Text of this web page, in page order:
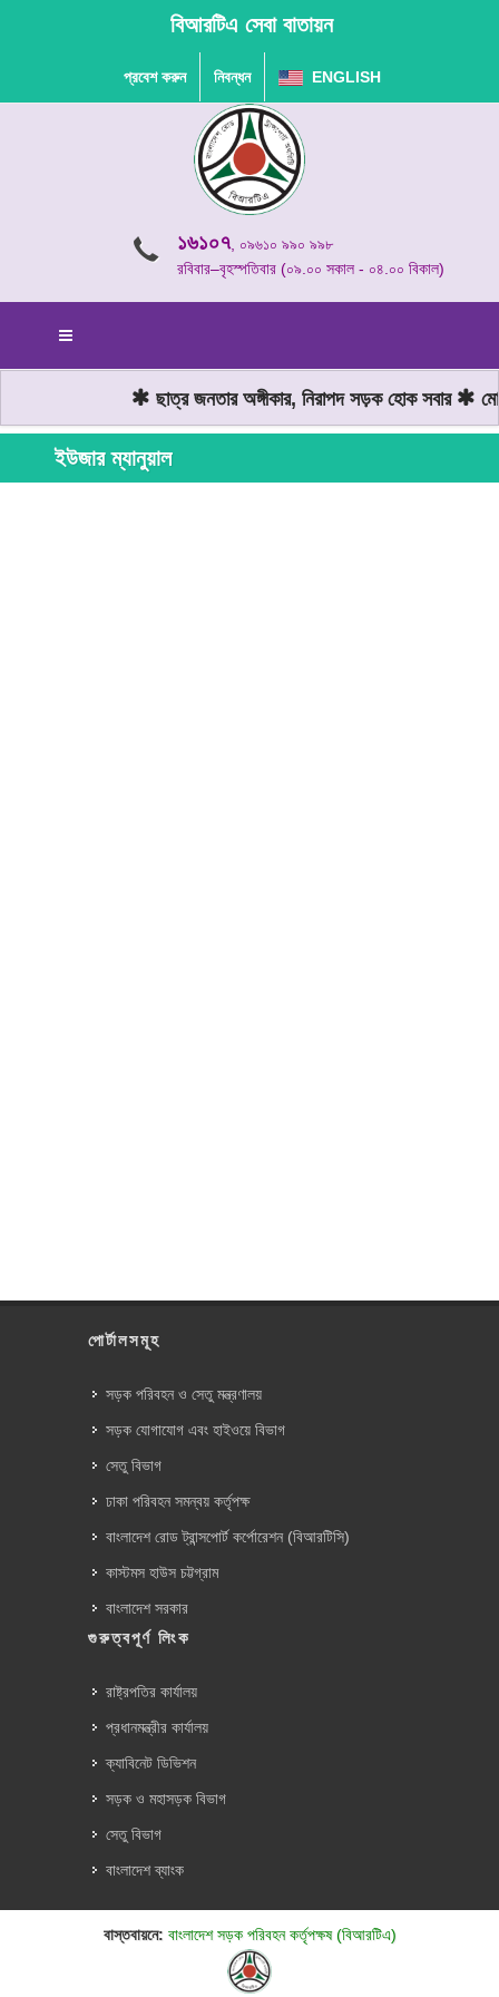
বিআরটিএ সেবা বাতায়ন
প্রবেশ করুন নিবন্ধন ENGLISH
১৬১০৭, ০৯৬১০ ৯৯০ ৯৯৮
রবিবার–বৃহস্পতিবার (০৯.০০ সকাল - ০৪.০০ বিকাল)
ছাত্র জনতার অঙ্গীকার, নিরাপদ সড়ক হোক সবার
ইউজার ম্যানুয়াল
পোর্টালসমূহ
সড়ক পরিবহন ও সেতু মন্ত্রণালয়
সড়ক যোগাযোগ এবং হাইওয়ে বিভাগ
সেতু বিভাগ
ঢাকা পরিবহন সমন্বয় কর্তৃপক্ষ
বাংলাদেশ রোড ট্রান্সপোর্ট কর্পোরেশন (বিআরটিসি)
কাস্টমস হাউস চট্টগ্রাম
বাংলাদেশ সরকার
গুরুত্বপূর্ণ লিংক
রাষ্ট্রপতির কার্যালয়
প্রধানমন্ত্রীর কার্যালয়
ক্যাবিনেট ডিভিশন
সড়ক ও মহাসড়ক বিভাগ
সেতু বিভাগ
বাংলাদেশ ব্যাংক
বাস্তবায়নে: বাংলাদেশ সড়ক পরিবহন কর্তৃপক্ষ (বিআরটিএ)